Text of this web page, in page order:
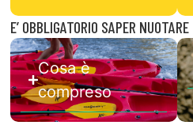
E’ OBBLIGATORIO SAPER NUOTARE
Cosa è
compreso